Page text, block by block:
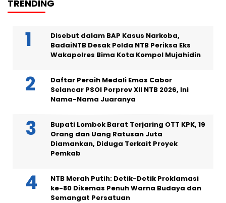
TRENDING
Disebut dalam BAP Kasus Narkoba,
BadaiNTB Desak Polda NTB Periksa Eks
Wakapolres Bima Kota Kompol Mujahidin
Daftar Peraih Medali Emas Cabor
Selancar PSOI Porprov XII NTB 2026, Ini
Nama-Nama Juaranya
Bupati Lombok Barat Terjaring OTT KPK, 19
Orang dan Uang Ratusan Juta
Diamankan, Diduga Terkait Proyek
Pemkab
NTB Merah Putih: Detik-Detik Proklamasi
ke-80 Dikemas Penuh Warna Budaya dan
Semangat Persatuan